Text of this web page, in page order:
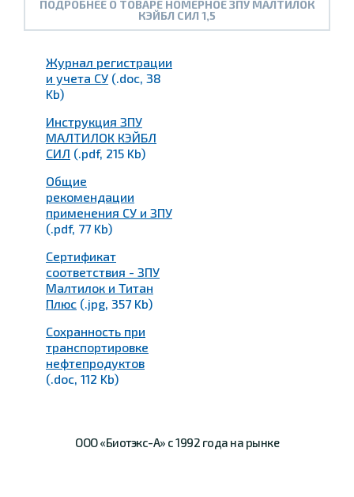
ПОДРОБНЕЕ О ТОВАРЕ НОМЕРНОЕ ЗПУ МАЛТИЛОК
КЭЙБЛ СИЛ 1,5
Журнал регистрации
и учета СУ (.doc, 38
Kb)
Инструкция ЗПУ
МАЛТИЛОК КЭЙБЛ
СИЛ (.pdf, 215 Kb)
Общие
рекомендации
применения СУ и ЗПУ
(.pdf, 77 Kb)
Сертификат
соответствия - ЗПУ
Малтилок и Титан
Плюс (.jpg, 357 Kb)
Сохранность при
транспортировке
нефтепродуктов
(.doc, 112 Kb)
ООО «Биотэкс-А» с 1992 года на рынке